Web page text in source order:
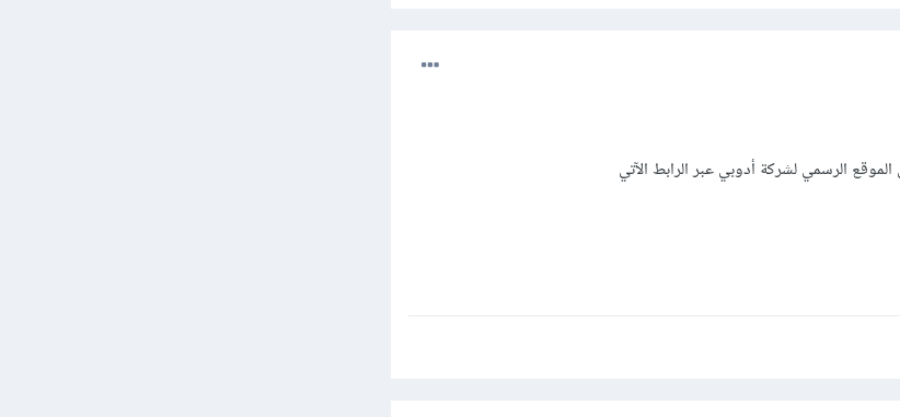
الرسمي لشركة أدوبي عبر الرابط الآتي